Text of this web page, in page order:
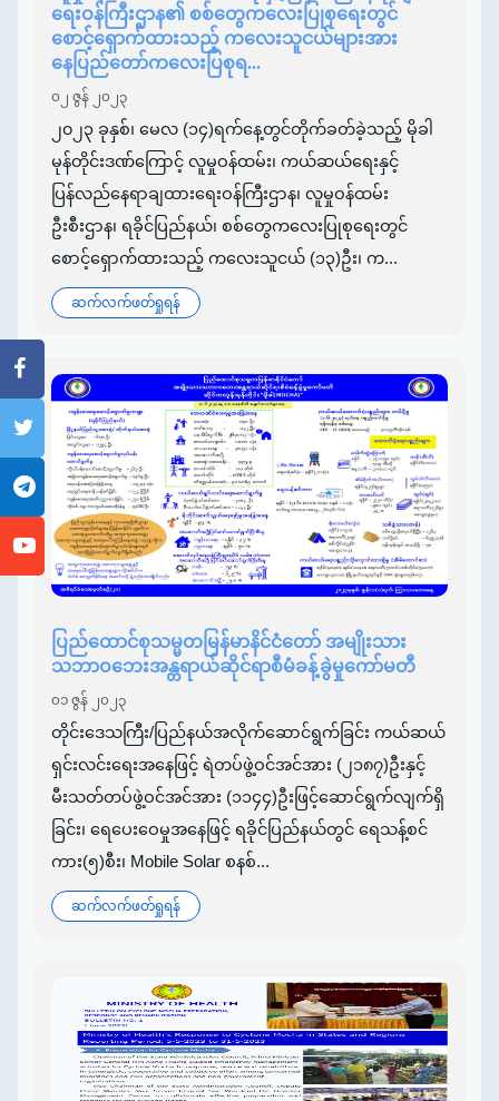
ရေးဝန်ကြီးဌာန၏ စစ်တွေကလေးပြုစုရေးတွင်
စောင့်ရှောက်ထားသည့် ကလေးသူငယ်များအား
နေပြည်တော်ကလေးပြစုရ...
၀၂ ဇွန် ၂၀၂၃
၂၀၂၃ ခုနှစ်၊ မေလ (၁၄)ရက်နေ့တွင်တိုက်ခတ်ခဲ့သည့် မိုခါ
မုန်တိုင်းဒဏ်ကြောင့် လူမှုဝန်ထမ်း၊ ကယ်ဆယ်ရေးနှင့်
ပြန်လည်နေရာချထားရေးဝန်ကြီးဌာန၊ လူမှုဝန်ထမ်း
ဦးစီးဌာန၊ ရခိုင်ပြည်နယ်၊ စစ်တွေကလေးပြုစုရေးတွင်
စောင့်ရှောက်ထားသည့် ကလေးသူငယ် (၁၃)ဦး၊ က...
ဆက်လက်ဖတ်ရှုရန်
ပြည်ထောင်စုသမ္မတမြန်မာနိင်ငံတော် အမျိုးသား
သဘာဝဘေးအန္တရာယ်ဆိုင်ရာစီမံခန့်ခွဲမှုကော်မတီ
၀၁ ဇွန် ၂၀၂၃
တိုင်းဒေသကြီး/ပြည်နယ်အလိုက်ဆောင်ရွက်ခြင်း ကယ်ဆယ်
ရှင်းလင်းရေးအနေဖြင့် ရဲတပ်ဖွဲ့ဝင်အင်အား (၂၁၈၇)ဦးနှင့်
မီးသတ်တပ်ဖွဲ့ဝင်အင်အား (၁၁၄၄)ဦးဖြင့်ဆောင်ရွက်လျက်ရှိ
ခြင်း၊ ရေပေးဝေမှုအနေဖြင့် ရခိုင်ပြည်နယ်တွင် ရေသန့်စင်
ကား(၅)စီး၊ Mobile Solar စနစ်...
ဆက်လက်ဖတ်ရှုရန်